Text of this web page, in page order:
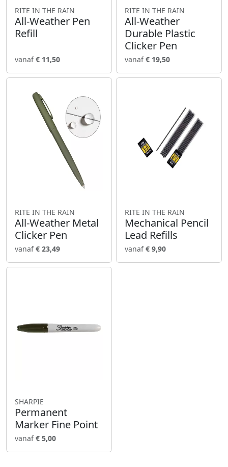
RITE IN THE RAIN
All-Weather Pen
Refill
vanaf€ 11,50
RITE IN THE RAIN
All-Weather
Durable Plastic
Clicker Pen
vanaf€ 19,50
RITE IN THE RAIN
All-Weather Metal
Clicker Pen
vanaf€ 23,49
RITE IN THE RAIN
Mechanical Pencil
Lead Refills
vanaf€ 9,90
SHARPIE
Permanent
Marker Fine Point
vanaf€ 5,00